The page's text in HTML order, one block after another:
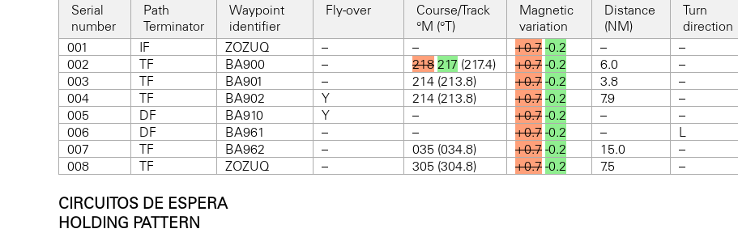
Serial
number
Path
Terminator
Waypoint
identifier
Fly-over
Course/Track
°M (°T)
Magnetic
variation
Distance
(NM)
Turn
direction
001
IF ZOZUQ – – +0.7 -0.2 – –
002
TF BA900 – 218 217 (217.4) +0.7 -0.2 6.0 –
003
TF BA901 – 214 (213.8) +0.7 -0.2 3.8 –
004
TF BA902 Y 214 (213.8) +0.7 -0.2 7.9 –
005
DF BA910 Y – +0.7 -0.2 – –
006
DF BA961 – – +0.7 -0.2 – L
007
TF BA962 – 035 (034.8) +0.7 -0.2 15.0 –
008
TF ZOZUQ – 305 (304.8) +0.7 -0.2 7.5 –
CIRCUITOS DE ESPERA
HOLDING PATTERN